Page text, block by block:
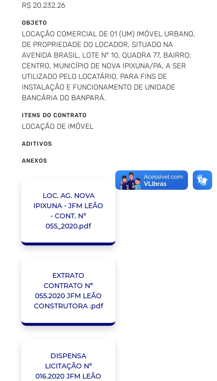
R$ 20.232,26
OBJETO
LOCAÇÃO COMERCIAL DE 01 (UM) IMÓVEL URBANO,
DE PROPRIEDADE DO LOCADOR, SITUADO NA
AVENIDA BRASIL, LOTE N° 10, QUADRA 77, BAIRRO:
CENTRO, MUNICÍPIO DE NOVA IPIXUNA/PA, A SER
UTILIZADO PELO LOCATÁRIO, PARA FINS DE
INSTALAÇÃO E FUNCIONAMENTO DE UNIDADE
BANCÁRIA DO BANPARÁ.
ITENS DO CONTRATO
LOCAÇÃO DE IMÓVEL
ADITIVOS
ANEXOS
LOC. AG. NOVA
IPIXUNA - JFM LEÃO
- CONT. N°
055_2020.pdf
EXTRATO
CONTRATO Nº
055.2020 JFM LEÃO
CONSTRUTORA .pdf
DISPENSA
LICITAÇÃO Nº
016.2020 JFM LEÃO